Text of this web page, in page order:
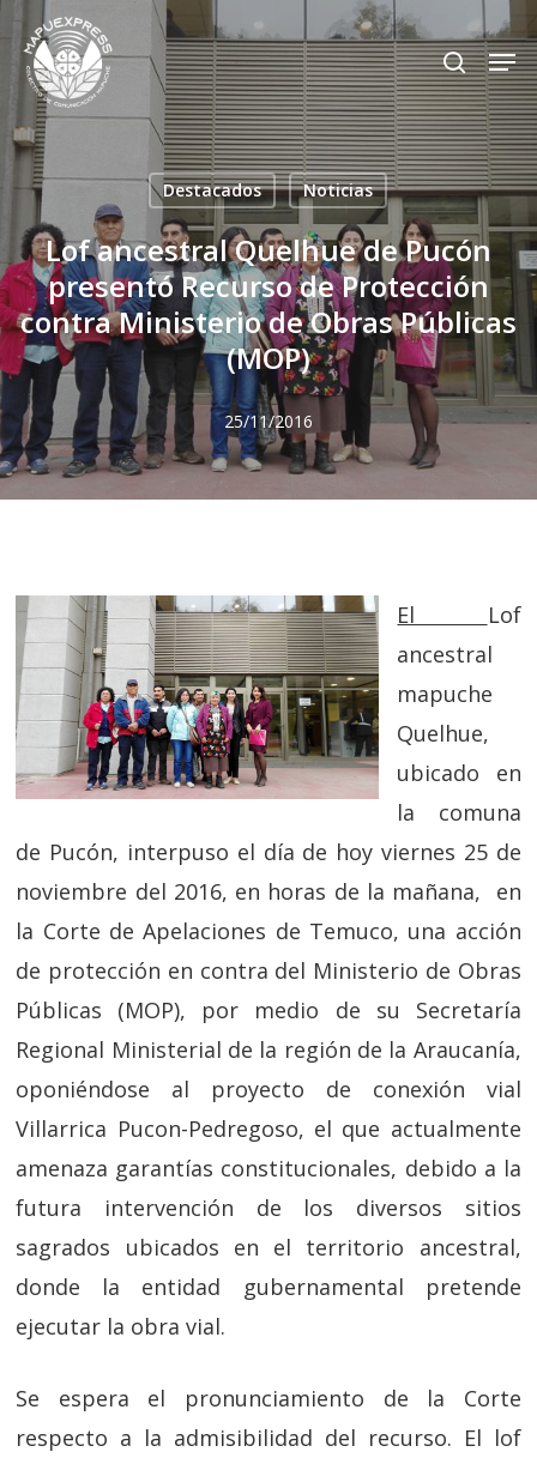
Skip
main
content
search
Destacados Noticias
Lof ancestral Quelhue de Pucón
presentó Recurso de Protección
contra Ministerio de Obras Públicas
(MOP)
25/11/2016
El
Lof
ancestral
mapuche
Quelhue,
ubicado en
la comuna
de Pucón, interpuso el día de hoy viernes 25 de
noviembre del 2016, en horas de la mañana, en
la Corte de Apelaciones de Temuco, una acción
de protección en contra del Ministerio de Obras
Públicas (MOP), por medio de su Secretaría
Regional Ministerial de la región de la Araucanía,
oponiéndose al proyecto de conexión vial
Villarrica Pucon-Pedregoso, el que actualmente
amenaza garantías constitucionales, debido a la
futura intervención de los diversos sitios
sagrados ubicados en el territorio ancestral,
donde la entidad gubernamental pretende
ejecutar la obra vial.
Se espera el pronunciamiento de la Corte
respecto a la admisibilidad del recurso. El lof
Close
Menu